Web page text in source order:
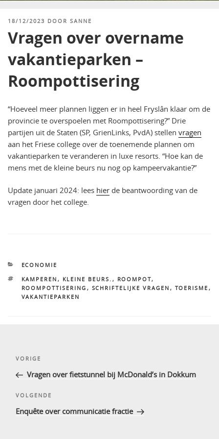
GEPLAATST
18/12/2023 DOOR SANNE
Vragen over overname
vakantieparken –
Roompottisering
“Hoeveel meer plannen liggen er in heel Fryslân klaar om de
provincie te overspoelen met Roompottisering?” Drie
partijen uit de Staten (SP, GrienLinks, PvdA) stellen vragen
aan het Friese college over de toenemende plannen om
vakantieparken te veranderen in luxe resorts. “Hoe kan de
mens met de kleine beurs nu nog op kampeervakantie?”
Update januari 2024: lees hier de beantwoording van de
vragen door het college.
CATEGORIEËN
ECONOMIE
TAGS
KAMPEREN , KLEINE BEURS. , ROOMPOT,
ROOMPOTTISERING , SCHRIFTELIJKE VRAGEN , TOERISME ,
VAKANTIEPARKEN
Vorig
bericht
VORIGE
Vragen over fietstunnel bij McDonald’s in Dokkum
Volgend
bericht
VOLGENDE
Enquête over communicatie fractie